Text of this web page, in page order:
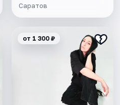
Саратов
от 1 300 ₽